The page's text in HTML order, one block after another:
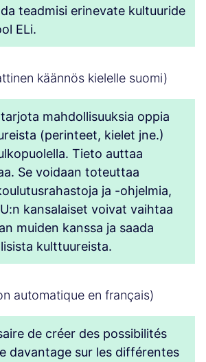
teadmisi erinevate kultuuride
ELi.
käännös kielelle suomi)
mahdollisuuksia oppia
(perinteet, kielet jne.)
Tieto auttaa
Se voidaan toteuttaa
ja -ohjelmia,
kansalaiset voivat vaihtaa
muiden kanssa ja saada
kulttuureista.
automatique en français)
de créer des possibilités
davantage sur les différentes